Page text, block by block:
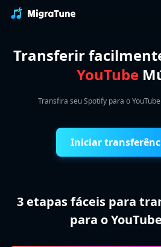
Transferir
YouTube
Transfira seu Spotify para o
Iniciar
3 etapas fáceis para
para o